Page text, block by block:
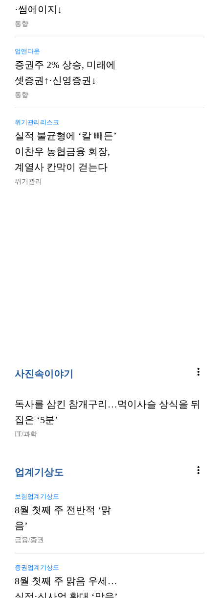
·썸에이지↓
동향
업앤다운
증권주 2% 상승, 미래에
셋증권↑·신영증권↓
동향
위기관리리스크
실적 불균형에 ‘칼 빼든’
이찬우 농협금융 회장,
계열사 칸막이 걷는다
위기관리
사진속이야기 more_vert
독사를 삼킨 참개구리…먹이사슬 상식을 뒤
집은 ‘5분’
IT/과학
업계기상도 more_vert
보험업계기상도
8월 첫째 주 전반적 ‘맑
음’
금융/증권
증권업계기상도
8월 첫째 주 맑음 우세…